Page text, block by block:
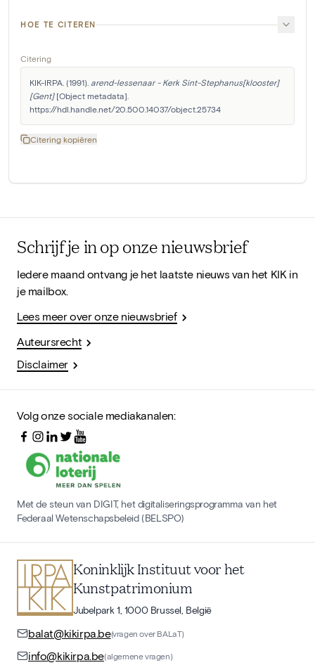
HOE TE CITEREN
Citering
KIK-IRPA. (1991). arend-lessenaar - Kerk Sint-Stephanus[klooster]
[Gent] [Object metadata].
https://hdl.handle.net/20.500.14037/object.25734
Citering kopiëren
Schrijf je in op onze nieuwsbrief
Iedere maand ontvang je het laatste nieuws van het KIK in
je mailbox.
Lees meer over onze nieuwsbrief
Auteursrecht
Disclaimer
Volg onze sociale mediakanalen:
Met de steun van DIGIT, het digitaliseringsprogramma van het
Federaal Wetenschapsbeleid (BELSPO)
Koninklijk Instituut voor het
Kunstpatrimonium
Jubelpark 1, 1000 Brussel, België
balat@kikirpa.be(vragen over BALaT)
info@kikirpa.be(algemene vragen)